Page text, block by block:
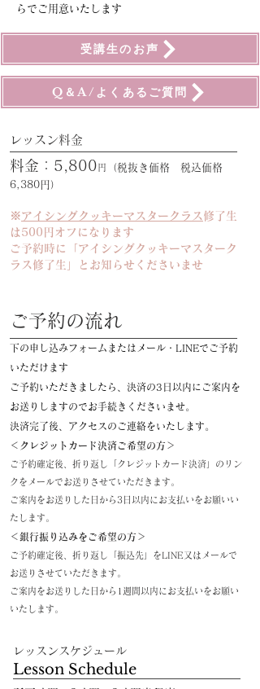
らでご用意いたします
受講生のお声
Q＆A/よくあるご質問
​レッスン料金
料金：5,800 円
（税抜き価格 税込価格
6,380円）
※アイシングクッキーマスタークラス 修了生
は500円オフになります
ご予約時に「アイシングクッキーマ スターク
ラス修了生」とお知らせくださいませ
​ご予約の流れ​
下の申し込みフォームまたはメール・LINEでご予約
いただけます
ご予約いただきましたら、決済の3日以内にご案内を
お送りしますのでお手続きくださいませ。
​決済完了後、アクセスのご連絡をいたします。
＜クレジットカード決済ご希望の方＞
​ご予約確定後、折り返し「クレジットカード決済」のリン
クを メールでお送りさせていただきます。
ご案内をお送りした日から3日以内にお支払いをお願いい
たします。
＜銀行振り込みをご希望の方＞
ご予約確定後、折り返し「振込先」をLINE又はメールで
お送りさせていただきます。
ご案内をお送りした日から1週間以内にお支払いをお願い
いたします。
​レッスンスケジュール​
​Lesson Schedule